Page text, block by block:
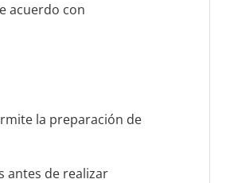
acuerdo con
la preparación de
antes de realizar